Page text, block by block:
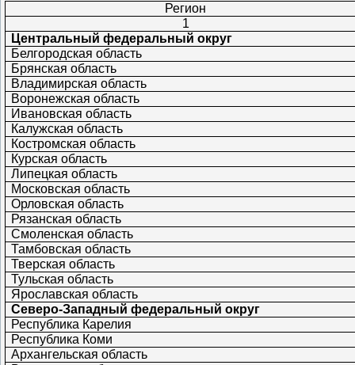
Регион
1
Центральный федеральный округ
Белгородская область
Брянская область
Владимирская область
Воронежская область
Ивановская область
Калужская область
Костромская область
Курская область
Липецкая область
Московская область
Орловская область
Рязанская область
Смоленская область
Тамбовская область
Тверская область
Тульская область
Ярославская область
Северо-Западный федеральный округ
Республика Карелия
Республика Коми
Архангельская область